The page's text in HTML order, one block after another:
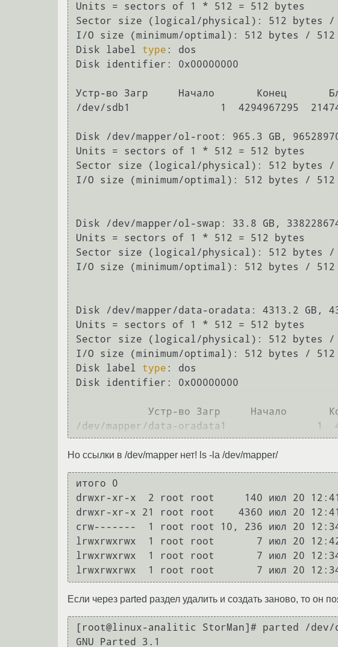
Units = sectors of 1 * 512 = 512 bytes
Sector size (logical/physical): 512 bytes /
I/O size (minimum/optimal): 512 bytes / 512
Disk label type : dos
Disk identifier: 0x00000000
Устр-во Загр     Начало       Конец
/dev/sdb1               1  4294967295
Disk /dev/mapper/ol-root: 965.3 GB,
Units = sectors of 1 * 512 = 512 bytes
Sector size (logical/physical): 512 bytes /
I/O size (minimum/optimal): 512 bytes / 512
Disk /dev/mapper/ol-swap: 33.8 GB,
Units = sectors of 1 * 512 = 512 bytes
Sector size (logical/physical): 512 bytes /
I/O size (minimum/optimal): 512 bytes / 512
Disk /dev/mapper/data-oradata: 4313.2 GB,
Units = sectors of 1 * 512 = 512 bytes
Sector size (logical/physical): 512 bytes /
I/O size (minimum/optimal): 512 bytes / 512
Disk label type : dos
Disk identifier: 0x00000000
Но ссылки в /dev/mapper нет! ls -la /dev/mapper/
итого 0
drwxr-xr-x  2 root root     140 июл 20
drwxr-xr-x 21 root root    4360 июл 20
crw-------  1 root root 10, 236 июл 20
lrwxrwxrwx  1 root root       7 июл 20
lrwxrwxrwx  1 root root       7 июл 20
Если через parted раздел удалить и создать заново, то он
[root@linux-analitic StorMan]# parted /dev/
GNU Parted 3.1